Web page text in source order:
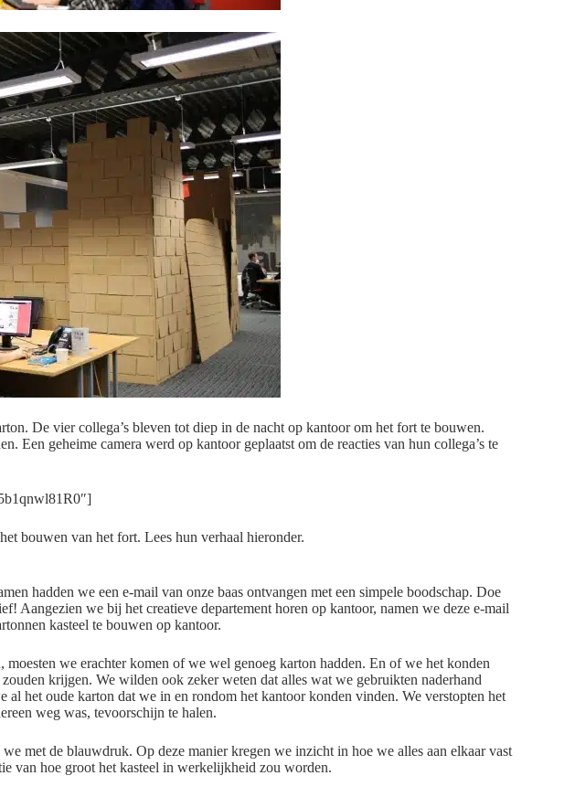
De vier collega’s bleven tot diep in de nacht op kantoor om het fort te bouwen.
Een geheime camera werd op kantoor geplaatst om de reacties van hun collega’s te
bouwen van het fort. Lees hun verhaal hieronder.
hadden we een e-mail van onze baas ontvangen met een simpele boodschap. Doe
Aangezien we bij het creatieve departement horen op kantoor, namen we deze e-mail
kasteel te bouwen op kantoor.
we erachter komen of we wel genoeg karton hadden. En of we het konden
zouden krijgen. We wilden ook zeker weten dat alles wat we gebruikten naderhand
al het oude karton dat we in en rondom het kantoor konden vinden. We verstopten het
weg was, tevoorschijn te halen.
met de blauwdruk. Op deze manier kregen we inzicht in hoe we alles aan elkaar vast
van hoe groot het kasteel in werkelijkheid zou worden.